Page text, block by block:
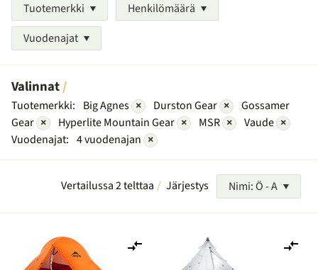
Tuotemerkki
Henkilömäärä
Vuodenajat
Valinnat
Tuotemerkki: Big Agnes × Durston Gear ×
Gossamer
Gear × Hyperlite Mountain Gear × MSR × Vaude ×
Vuodenajat: 4 vuodenajan ×
Vertailussa 2 telttaa Järjestys Nimi: Ö - A